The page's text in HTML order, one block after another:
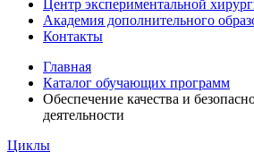
Центр экспериментальной
Академия дополнительного
Контакты
Главная
Каталог обучающих программ
Обеспечение качества и
деятельности
Циклы